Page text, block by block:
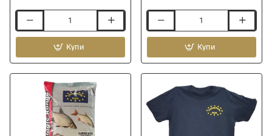
ароматизатор
CHAMPION
FEED
Hi
Concentrated
Cuberdon
Купи
ароматизатор
CHAMPION
FEED
Strawberry
Купи